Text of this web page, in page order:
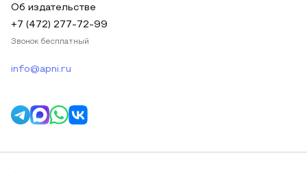
Об издательстве
+7 (472) 277-72-99
Звонок бесплатный
info@apni.ru